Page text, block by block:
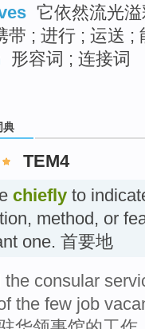
它依然流光
带 ; 进行 ; 运送 ;
形容词 ; 连接词
典
TEM4
chiefly to
method, or
one. 首要地
the consular
the few job